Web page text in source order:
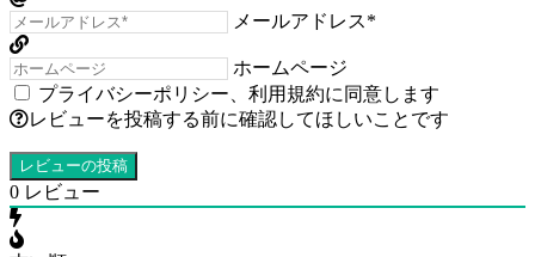
メールアドレス*
ホームページ
プライバシーポリシー
利用規約に同意します
レビューを投稿する前に確認してほしいことです
0 レビュー